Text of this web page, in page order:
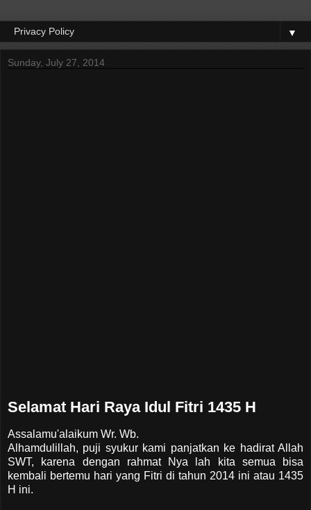
▼
Sunday, July 27, 2014
Selamat Hari Raya Idul Fitri 1435 H
Assalamu'alaikum Wr. Wb.
Alhamdulillah, puji syukur kami panjatkan ke hadirat Allah
SWT, karena dengan rahmat Nya lah kita semua bisa
kembali bertemu hari yang Fitri di tahun 2014 ini atau 1435
H ini.